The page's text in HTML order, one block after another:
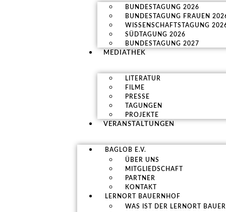
BUNDESTAGUNG 2026
BUNDESTAGUNG FRAUEN
WISSENSCHAFTSTAGUNG
SÜDTAGUNG 2026
BUNDESTAGUNG 2027
MEDIATHEK
LITERATUR
FILME
PRESSE
TAGUNGEN
PROJEKTE
VERANSTALTUNGEN
BAGLOB E.V.
ÜBER UNS
MITGLIEDSCHAFT
PARTNER
KONTAKT
LERNORT BAUERNHOF
WAS IST DER LERNORT